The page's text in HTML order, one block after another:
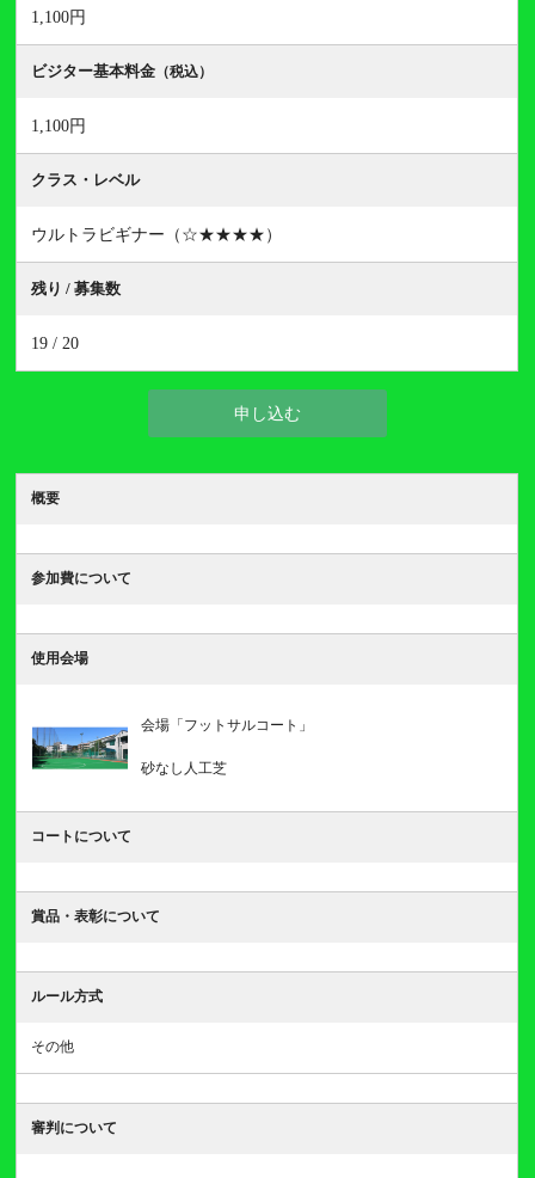
1,100円
ビジター基本料金 （税込）
1,100円
クラス・レベル
ウルトラビギナー（☆★★★★）
残り / 募集数
19 / 20
申し込む
概要
参加費について
使用会場
会場「フットサルコート」
砂なし人工芝
コートについて
賞品・表彰について
ルール方式
その他
審判について